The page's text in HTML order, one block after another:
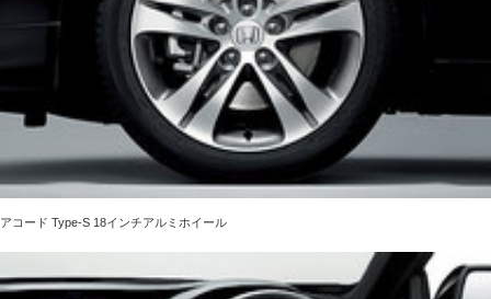
アコード Type-S 18インチアルミホイール